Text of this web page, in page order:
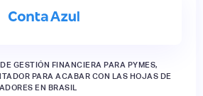
GESTIÓN FINANCIERA PARA PYMES,
PARA ACABAR CON LAS HOJAS DE
EN BRASIL